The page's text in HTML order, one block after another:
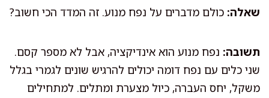
שאלה: כולם מדברים על נפח מנוע. זה המדד הכי חשוב?
תשובה: נפח מנוע הוא אינדיקציה, אבל לא מספר קסם.
שני כלים עם נפח דומה יכולים להרגיש שונים לגמרי בגלל
משקל, יחס העברה, כיול מצערת ומתלים. למתחילים